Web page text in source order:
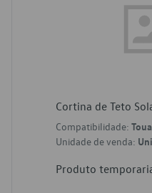
Cortina de Teto
Compatibilidade:
Unidade de venda:
Produto